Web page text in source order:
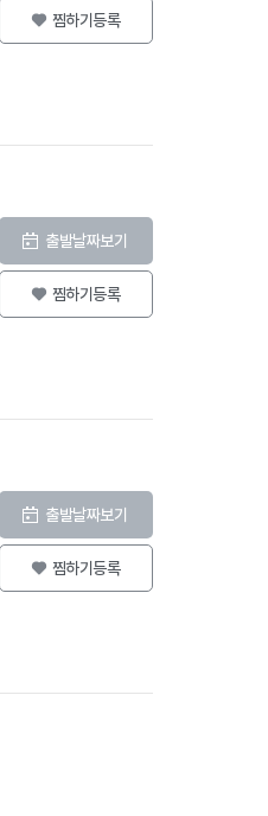
찜하기등록
출발날짜보기
찜하기등록
출발날짜보기
찜하기등록